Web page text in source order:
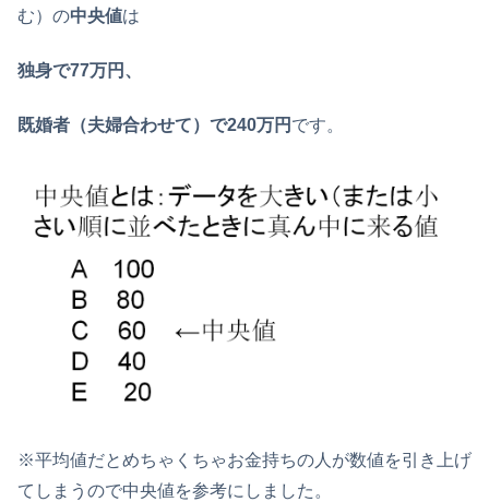
む）の中央値は
独身で77万円、
既婚者（夫婦合わせて）で240万円 です。
※平均値だとめちゃくちゃお金持ちの人が数値を引き上げ
てしまうので中央値を参考にしました。